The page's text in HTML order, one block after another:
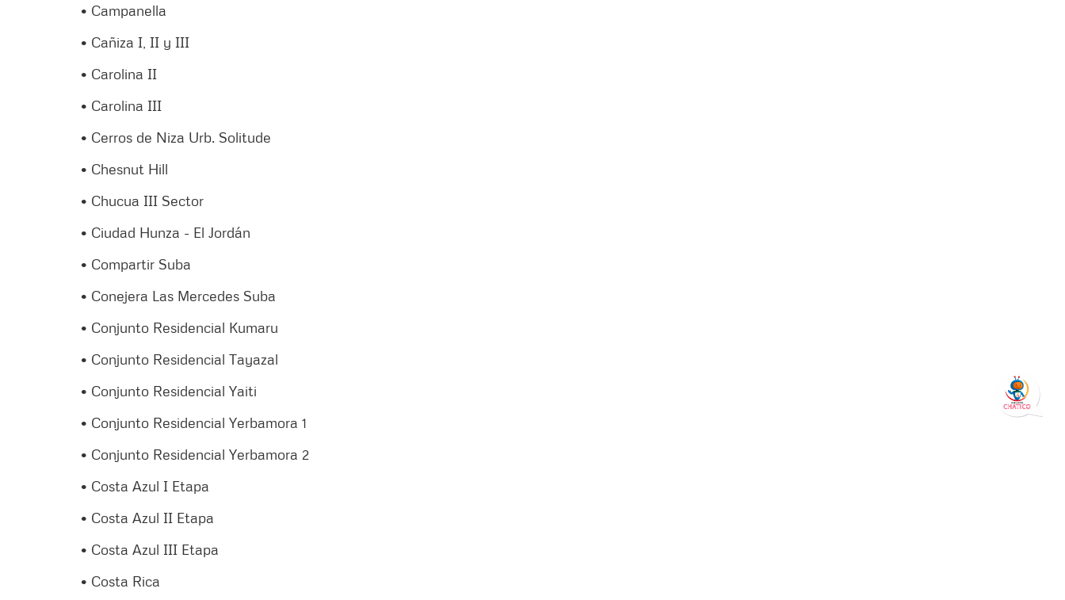
• Campanella
• Cañiza I, II y III
• Carolina II
• Carolina III
• Cerros de Niza Urb. Solitude
• Chesnut Hill
• Chucua III Sector
• Ciudad Hunza - El Jordán
• Compartir Suba
• Conejera Las Mercedes Suba
• Conjunto Residencial Kumaru
• Conjunto Residencial Tayazal
• Conjunto Residencial Yaiti
• Conjunto Residencial Yerbamora 1
• Conjunto Residencial Yerbamora 2
• Costa Azul I Etapa
• Costa Azul II Etapa
• Costa Azul III Etapa
• Costa Rica